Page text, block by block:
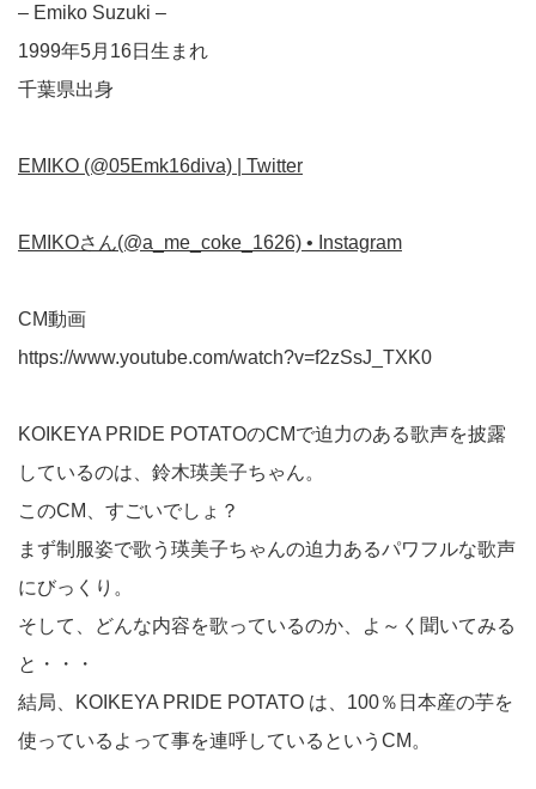
– Emiko Suzuki –
1999年5月16日生まれ
千葉県出身
EMIKO (@05Emk16diva) | Twitter
EMIKOさん(@a_me_coke_1626) • Instagram
CM動画
https://www.youtube.com/watch?v=f2zSsJ_TXK0
KOIKEYA PRIDE POTATOのCMで迫力のある歌声を披露
しているのは、鈴木瑛美子ちゃん。
このCM、すごいでしょ？
まず制服姿で歌う瑛美子ちゃんの迫力あるパワフルな歌声
にびっくり。
そして、どんな内容を歌っているのか、よ～く聞いてみる
と・・・
結局、KOIKEYA PRIDE POTATO は、100％日本産の芋を
使っているよって事を連呼しているというCM。